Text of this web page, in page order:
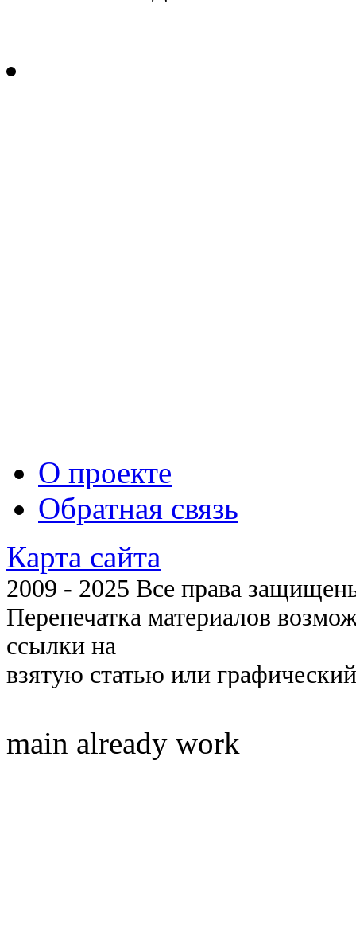
О проекте
Обратная связь
Карта сайта
2009 - 2025 Все права
Перепечатка материалов
ссылки на
взятую статью или
main already work